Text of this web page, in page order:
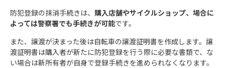
防犯登録の抹消手続きは、 購入店舗やサイクルショップ、場合に
よっては警察署でも手続きが可能です。
また、譲渡が決まった後は自転車の譲渡証明書を作成します。譲
渡証明書は購入者が新たに防犯登録を行う際に必要な書類で、な
い場合は新所有者が自身で登録手続きを進められなくなります。